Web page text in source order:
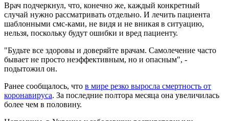
Врач подчеркнул, что, конечно же, каждый конкретный
случай нужно рассматривать отдельно. И лечить пациента
шаблонными смс-ками, не видя и не вникая в ситуацию,
нельзя, поскольку будут ошибки и вред пациенту.
"Будьте все здоровы и доверяйте врачам. Самолечение часто
бывает не просто неэффективным, но и опасным", -
подытожил он.
Ранее сообщалось, что в мире резко выросла смертность от
коронавируса. За последние полтора месяца она увеличилась
более чем в половину.